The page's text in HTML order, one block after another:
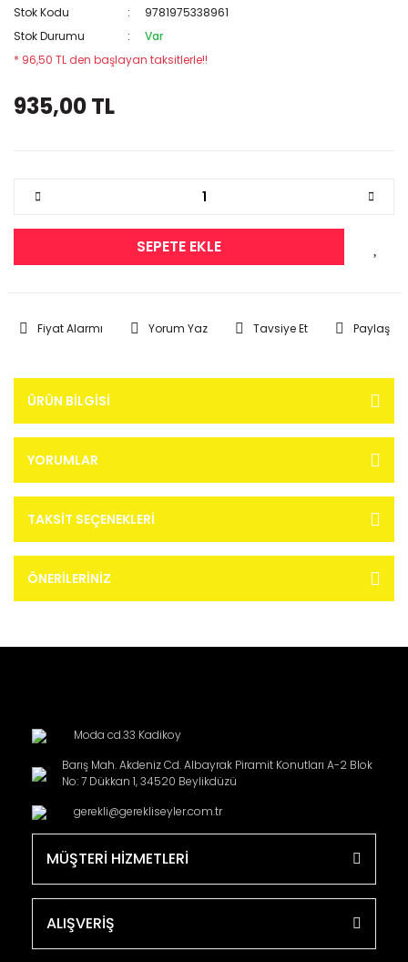
Stok Kodu
9781975338961
Stok Durumu
Var
* 96,50 TL den başlayan taksitlerle!!
935,00 TL
SEPETE EKLE
Fiyat Alarmı Yorum Yaz Tavsiye Et Paylaş
ÜRÜN BILGISI
YORUMLAR
TAKSIT SEÇENEKLERI
ÖNERILERINIZ
Moda cd.33 Kadikoy
Barış Mah. Akdeniz Cd. Albayrak Piramit Konutları A-2 Blok
No: 7 Dükkan 1, 34520 Beylikdüzü
gerekli@gerekliseyler.com.tr
MÜŞTERİ HİZMETLERİ
ALIŞVERİŞ